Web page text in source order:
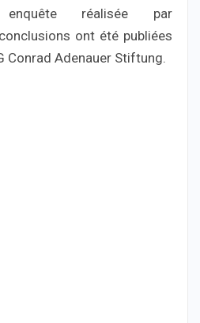
réalisée par
ont été publiées
Conrad Adenauer Stiftung.